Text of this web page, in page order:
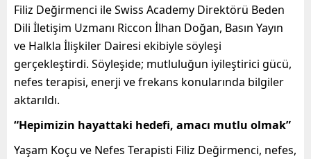
Filiz Değirmenci ile Swiss Academy Direktörü Beden
Dili İletişim Uzmanı Riccon İlhan Doğan, Basın Yayın
ve Halkla İlişkiler Dairesi ekibiyle söyleşi
gerçekleştirdi. Söyleşide; mutluluğun iyileştirici gücü,
nefes terapisi, enerji ve frekans konularında bilgiler
aktarıldı.
“Hepimizin hayattaki hedefi, amacı mutlu olmak”
Yaşam Koçu ve Nefes Terapisti Filiz Değirmenci, nefes,